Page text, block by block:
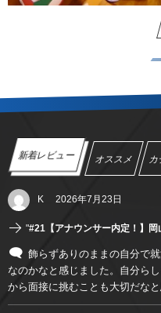
新着レビュー オススメ
K 2026年7月23日
"#21【アナウンサー内定！】
飾らずありのままの自分で
なのかなと感じました。自分ら
から面接に挑むことも大切だなと